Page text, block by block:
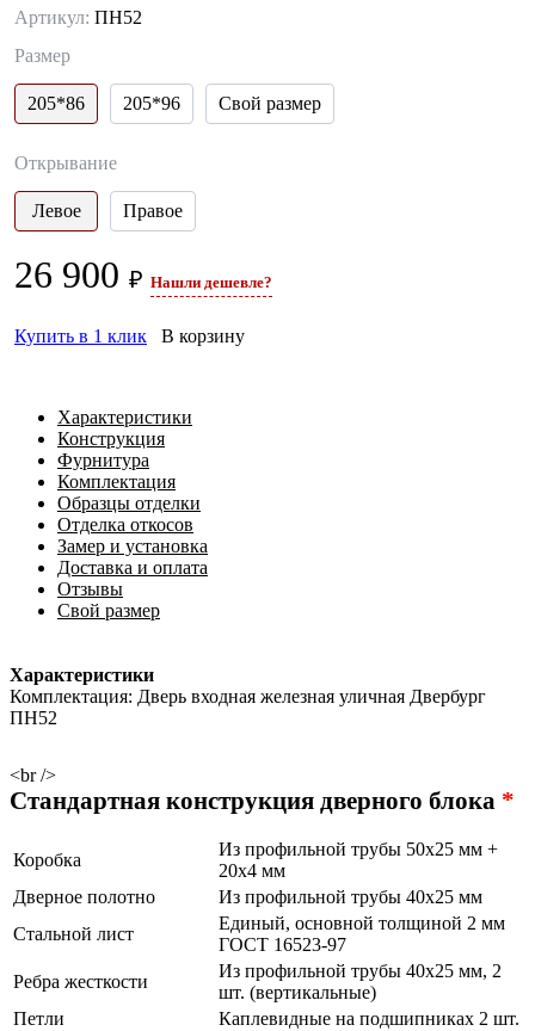
Артикул: ПН52
Размер
205*86 205*96 Свой размер
Открывание
Левое Правое
26 900 ₽ Нашли дешевле?
Купить в 1 клик В корзину
Характеристики
Конструкция
Фурнитура
Комплектация
Образцы отделки
Отделка откосов
Замер и установка
Доставка и оплата
Отзывы
Свой размер
Характеристики
Комплектация: Дверь входная железная уличная Двербург
ПН52
<br />
Стандартная конструкция дверного блока *
Коробка
Из профильной трубы 50х25 мм +
20х4 мм
Дверное полотно
Из профильной трубы 40х25 мм
Стальной лист
Единый, основной толщиной 2 мм
ГОСТ 16523-97
Ребра жесткости
Из профильной трубы 40х25 мм, 2
шт. (вертикальные)
Петли
Каплевидные на подшипниках 2 шт.